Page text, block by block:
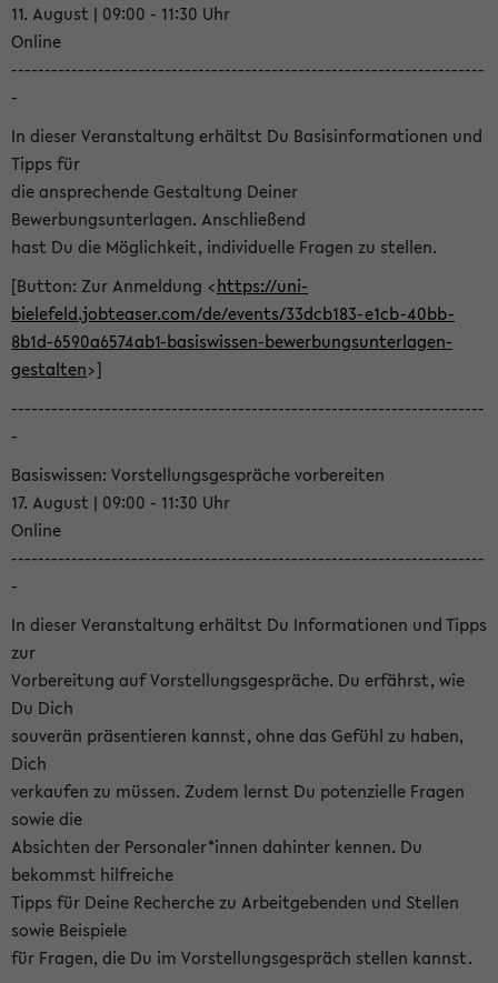
11. August | 09:00 - 11:30 Uhr
Online
-----------------------------------------------------------------------
-
In dieser Veranstaltung erhältst Du Basisinformationen und
Tipps für
die ansprechende Gestaltung Deiner
Bewerbungsunterlagen. Anschließend
hast Du die Möglichkeit, individuelle Fragen zu stellen.
[Button: Zur Anmeldung <https://uni-
bielefeld.jobteaser.com/de/events/33dcb183-e1cb-40bb-
8b1d-6590a6574ab1-basiswissen-bewerbungsunterlagen-
gestalten>]
-----------------------------------------------------------------------
-
Basiswissen: Vorstellungsgespräche vorbereiten
17. August | 09:00 - 11:30 Uhr
Online
-----------------------------------------------------------------------
-
In dieser Veranstaltung erhältst Du Informationen und Tipps
zur
Vorbereitung auf Vorstellungsgespräche. Du erfährst, wie
Du Dich
souverän präsentieren kannst, ohne das Gefühl zu haben,
Dich
verkaufen zu müssen. Zudem lernst Du potenzielle Fragen
sowie die
Absichten der Personaler*innen dahinter kennen. Du
bekommst hilfreiche
Tipps für Deine Recherche zu Arbeitgebenden und Stellen
sowie Beispiele
für Fragen, die Du im Vorstellungsgespräch stellen kannst.